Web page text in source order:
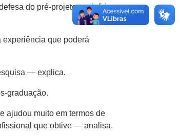
do pré-projeto, no início
que poderá
— explica.
graduação.
ajudou muito em termos de
que obtive — analisa.